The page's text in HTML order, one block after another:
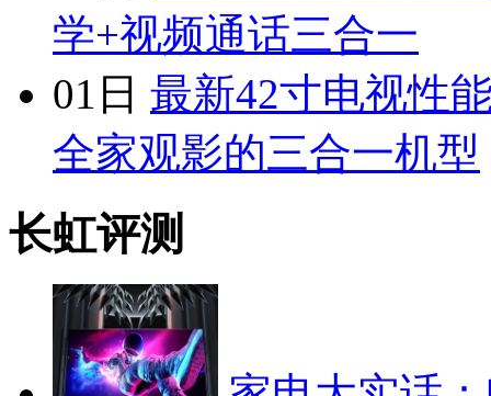
学+视频通话三合一
01日 最新42寸电视性
全家观影的三合一机型
长虹评测